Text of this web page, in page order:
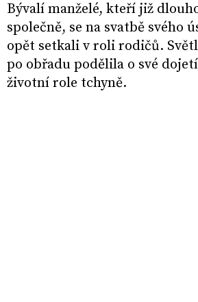
Bývalí manželé, kteří již
společně, se na svatbě svého
opět setkali v roli rodičů.
po obřadu podělila o své
životní role tchyně.